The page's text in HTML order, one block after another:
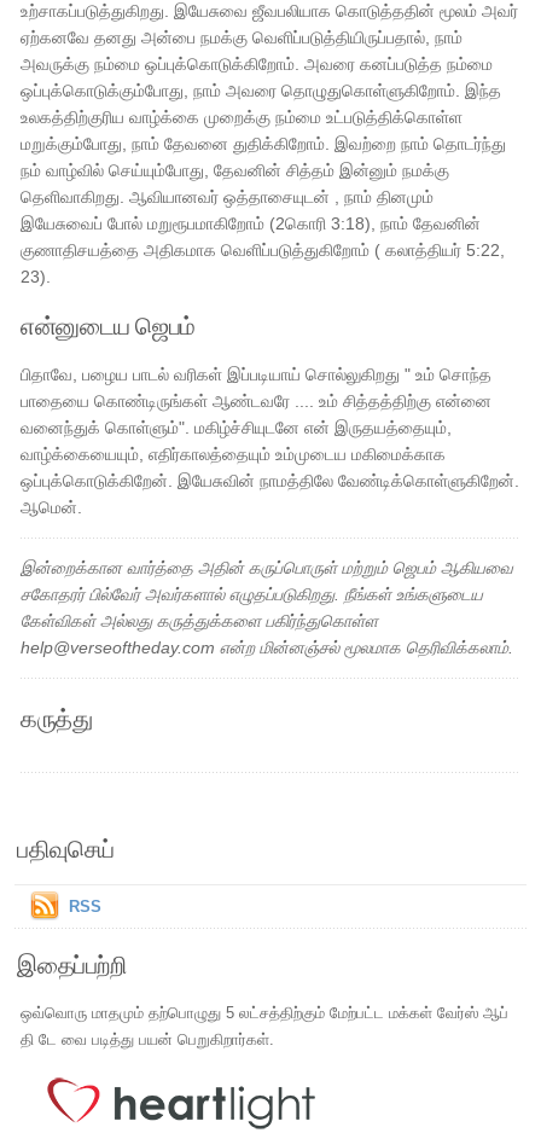
உற்சாகப்படுத்துகிறது. இயேசுவை ஜீவபலியாக கொடுத்ததின் மூலம் அவர்
ஏற்கனவே தனது அன்பை நமக்கு வெளிப்படுத்தியிருப்பதால், நாம்
அவருக்கு நம்மை ஒப்புக்கொடுக்கிறோம். அவரை கனப்படுத்த நம்மை
ஒப்புக்கொடுக்கும்போது, நாம் அவரை தொழுதுகொள்ளுகிறோம். இந்த
உலகத்திற்குரிய வாழ்க்கை முறைக்கு நம்மை உட்படுத்திக்கொள்ள
மறுக்கும்போது, நாம் தேவனை துதிக்கிறோம். இவற்றை நாம் தொடர்ந்து
நம் வாழ்வில் செய்யும்போது, ​​தேவனின் சித்தம் இன்னும் நமக்கு
தெளிவாகிறது. ஆவியானவர் ஒத்தாசையுடன் , நாம் தினமும்
இயேசுவைப் போல் மறுரூபமாகிறோம் (2கொரி 3:18), நாம் தேவனின்
குணாதிசயத்தை அதிகமாக வெளிப்படுத்துகிறோம் ( கலாத்தியர் 5:22,
23).
என்னுடைய ஜெபம்
பிதாவே, பழைய பாடல் வரிகள் இப்படியாய் சொல்லுகிறது " உம் சொந்த
பாதையை கொண்டிருங்கள் ஆண்டவரே .... உம் சித்தத்திற்கு என்னை
வனைந்துக் கொள்ளும்". மகிழ்ச்சியுடனே என் இருதயத்தையும்,
வாழ்க்கையையும், எதிர்காலத்தையும் உம்முடைய மகிமைக்காக
ஒப்புக்கொடுக்கிறேன். இயேசுவின் நாமத்திலே வேண்டிக்கொள்ளுகிறேன்.
ஆமென்.
இன்றைக்கான வார்த்தை அதின் கருப்பொருள் மற்றும் ஜெபம் ஆகியவை
சகோதரர் பில்வேர் அவர்களால் எழுதப்படுகிறது. நீங்கள் உங்களுடைய
கேள்விகள் அல்லது கருத்துக்களை பகிர்ந்துகொள்ள
help@verseoftheday.com என்ற மின்னஞ்சல் மூலமாக தெரிவிக்கலாம்.
கருத்து
பதிவுசெய்
RSS
இதைப்பற்றி
ஒவ்வொரு மாதமும் தற்பொழுது 5 லட்சத்திற்கும் மேற்பட்ட மக்கள் வேர்ஸ் ஆப்
தி டே வை படித்து பயன் பெறுகிறார்கள்.